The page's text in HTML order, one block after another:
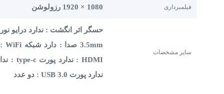
فیلمبرداری 1080 × 1920 رزولوشن
سایر مشخصات
حسگر اثر انگشت : ندارد درایو
ندارد پورت USB 3.0 : دو عدد